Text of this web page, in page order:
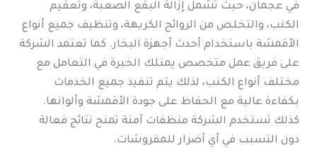
في عجمان، حيث تشمل إزالة البقع الصعبة، وتعقيم
الكنب، والتخلص من الروائح الكريهة، وتنظيف جميع أنواع
الأقمشة باستخدام أحدث أجهزة البخار. كما تعتمد الشركة
على فريق عمل متخصص يمتلك الخبرة في التعامل مع
مختلف أنواع الكنب، لذلك يتم تنفيذ جميع الخدمات
بكفاءة عالية مع الحفاظ على جودة الأقمشة وألوانها.
كذلك تستخدم الشركة منظفات آمنة تمنح نتائج فعالة
دون التسبب في أي أضرار للمفروشات.